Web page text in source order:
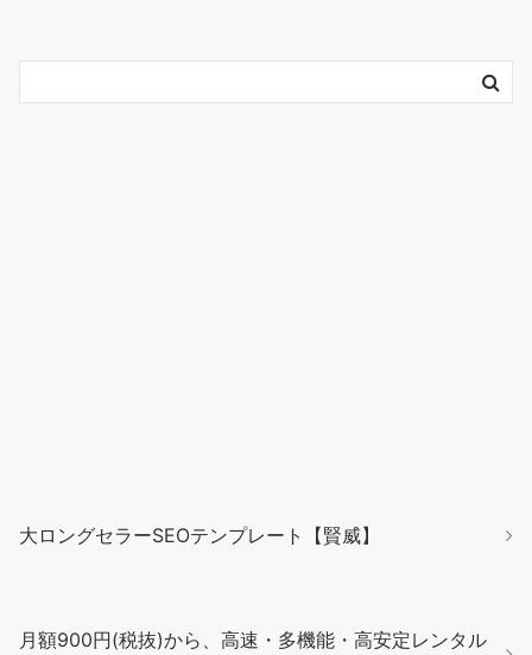
大ロングセラーSEOテンプレート【賢威】
月額900円(税抜)から、高速・多機能・高安定レンタル